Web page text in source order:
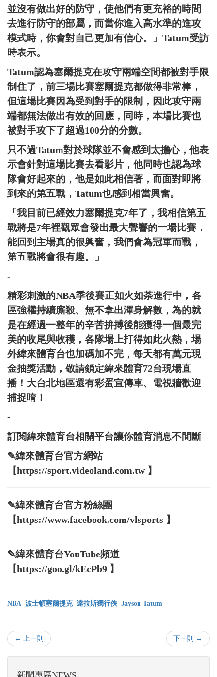
並沒有做出好的防守，使他們有更充裕的時間
去進行防守的部屬，而當你進入高水準的進攻
模式時，你會對自己更加有信心。」Tatum受訪
時表示。
Tatum認為塞爾提克在攻守兩端空間都被對手限
制住了，前三場比賽塞爾提克都做得非常棒，
但這場比賽因為受到對手的限制，因此攻守兩
端都無法做出有效的回應，同時，本場比賽也
被對手攻下了超過100分的分數。
只不過Tatum對於球隊並不會感到太擔心，他表
示會針對這場比賽去看影片，他同時也認為球
隊會好起來的，他是如此相信著，而面對即將
到來的第五戰，Tatum也感到相當興奮。
「我目前已經效力塞爾提克7年了，我相信第五
戰將是7年裡觀眾會發出最大聲響的一場比賽，
能回到主場真的很興奮，我們會為冠軍而戰，
第五戰將會很有趣。」
-
精彩刺激的NBA季後賽正如火如荼進行中，各
區強權持續廝殺、無不拿出渾身解數，為的就
是在經過一整年的辛苦拚搏後能獲得一個最完
美的收尾與收穫，各隊場上打得如此火熱，場
外緯來體育台也加碼加不完，每天都有萬元現
金抽獎活動，敬請鎖定緯來體育72台現場直
播！大台北地區還有彩蛋宣傳車、電視牆歡迎
捕捉唷！
-
訂閱緯來體育台相關平台讓你體育消息不間斷
✎緯來體育台官方網站
【https://sport.videoland.com.tw 】
✎緯來體育台官方粉絲團
【https://www.facebook.com/vlsports 】
✎緯來體育台YouTube頻道
【https://goo.gl/kEcPb9 】
NBA 波士頓塞爾提克 達拉斯獨行俠 Jayson Tatum
← 上一則 下一則 →
新聞專區NEWS